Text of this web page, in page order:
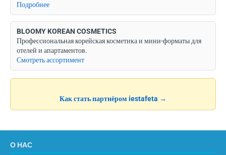
Подробнее
BLOOMY KOREAN COSMETICS
Профессиональная корейская косметика и мини-форматы для
отелей и апартаментов.
Смотреть ассортимент
Как стать партнёром iestafeta →
О НАС